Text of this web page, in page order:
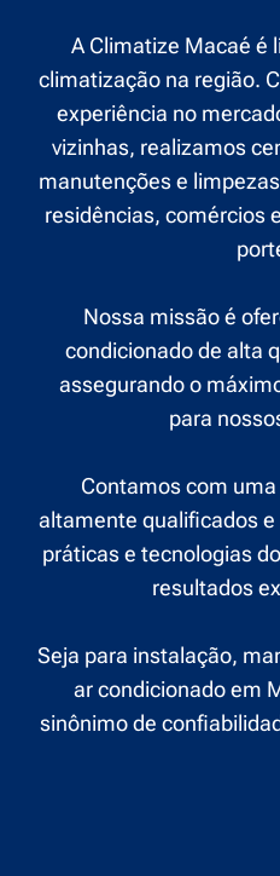
A Climatize Macaé é
climatização na região.
experiência no
vizinhas, realizamos
manutenções e
residências, comércios
Nossa missão é
condicionado de alta
assegurando o
para
Contamos com
altamente qualificados
práticas e tecnologias
resultados
Seja para instalação,
ar condicionado em
sinônimo de